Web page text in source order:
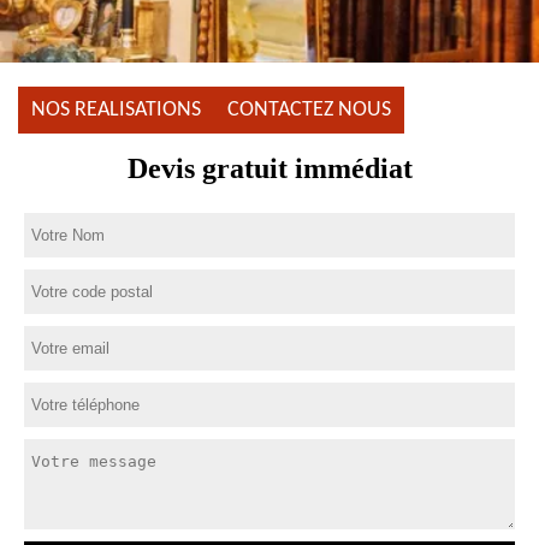
NOS REALISATIONS CONTACTEZ NOUS
Devis gratuit immédiat